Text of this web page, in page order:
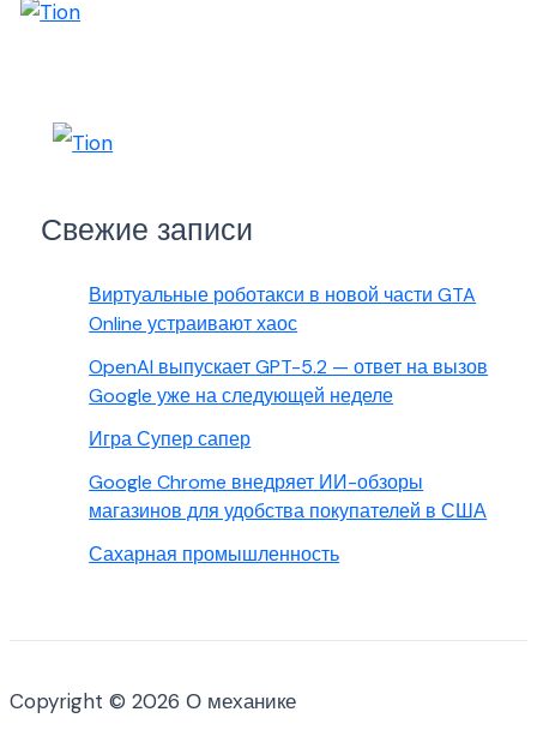
Свежие записи
Виртуальные роботакси в новой части GTA
Online устраивают хаос
OpenAI выпускает GPT-5.2 — ответ на вызов
Google уже на следующей неделе
Игра Супер сапер
Google Chrome внедряет ИИ-обзоры
магазинов для удобства покупателей в США
Сахарная промышленность
Copyright © 2026 О механике